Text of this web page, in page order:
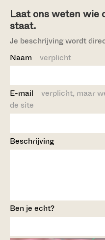
Laat ons weten wie
staat.
Je beschrijving wordt
Naam verplicht
E-mail verplicht, maar
de site
Beschrijving
Ben je echt?